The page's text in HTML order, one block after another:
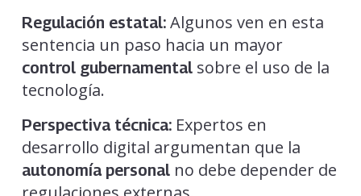
Regulación estatal:Algunos ven en esta
sentencia un paso hacia un mayor
control gubernamentalsobre el uso de la
tecnología.
Perspectiva técnica:Expertos en
desarrollo digital argumentan que la
autonomía personalno debe depender de